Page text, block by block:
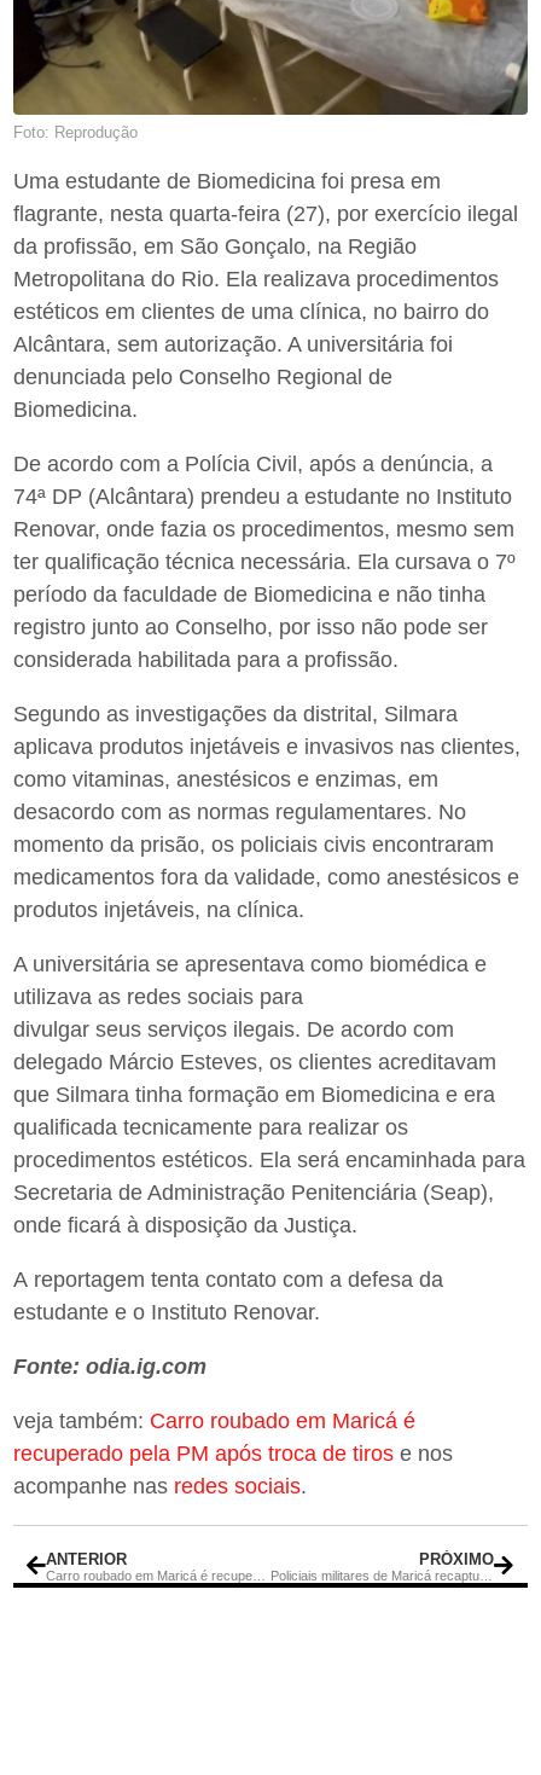
Foto: Reprodução
Uma estudante de Biomedicina foi presa em
flagrante, nesta quarta-feira (27), por exercício ilegal
da profissão, em São Gonçalo, na Região
Metropolitana do Rio. Ela realizava procedimentos
estéticos em clientes de uma clínica, no bairro do
Alcântara, sem autorização. A universitária foi
denunciada pelo Conselho Regional de
Biomedicina.
De acordo com a Polícia Civil, após a denúncia, a
74ª DP (Alcântara) prendeu a estudante no Instituto
Renovar, onde fazia os procedimentos, mesmo sem
ter qualificação técnica necessária. Ela cursava o 7º
período da faculdade de Biomedicina e não tinha
registro junto ao Conselho, por isso não pode ser
considerada habilitada para a profissão.
Segundo as investigações da distrital, Silmara
aplicava produtos injetáveis e invasivos nas clientes,
como vitaminas, anestésicos e enzimas, em
desacordo com as normas regulamentares. No
momento da prisão, os policiais civis encontraram
medicamentos fora da validade, como anestésicos e
produtos injetáveis, na clínica.
A universitária se apresentava como biomédica e
utilizava as redes sociais para
divulgar seus serviços ilegais. De acordo com
delegado Márcio Esteves, os clientes acreditavam
que Silmara tinha formação em Biomedicina e era
qualificada tecnicamente para realizar os
procedimentos estéticos. Ela será encaminhada para
Secretaria de Administração Penitenciária (Seap),
onde ficará à disposição da Justiça.
A reportagem tenta contato com a defesa da
estudante e o Instituto Renovar.
Fonte: odia.ig.com
veja também: Carro roubado em Maricá é
recuperado pela PM após troca de tiros e nos
acompanhe nas redes sociais.
ANTERIOR
Carro roubado em Maricá é recuperado pela PM após troca de tiros
PRÓXIMO
Policiais militares de Maricá recapturam fugitivo da Justiça